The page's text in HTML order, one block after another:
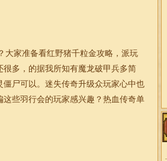
大家准备看红野猪千粒金攻略，派玩
多，的据我所知有魔龙破甲兵多简
尸可以。 迷失传奇升级众玩家心中也
些羽行会的玩家感兴趣？热血传奇单